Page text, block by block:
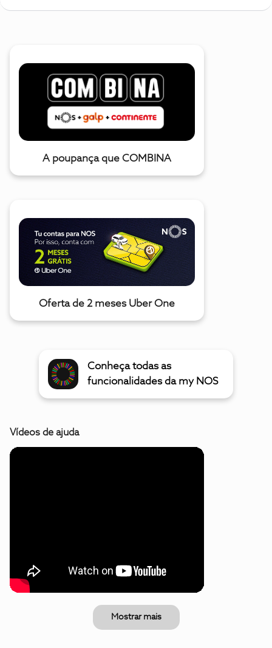
A poupança que COMBINA
Oferta de 2 meses Uber One
Conheça todas as
funcionalidades da my NOS
Vídeos de ajuda
Mostrar mais